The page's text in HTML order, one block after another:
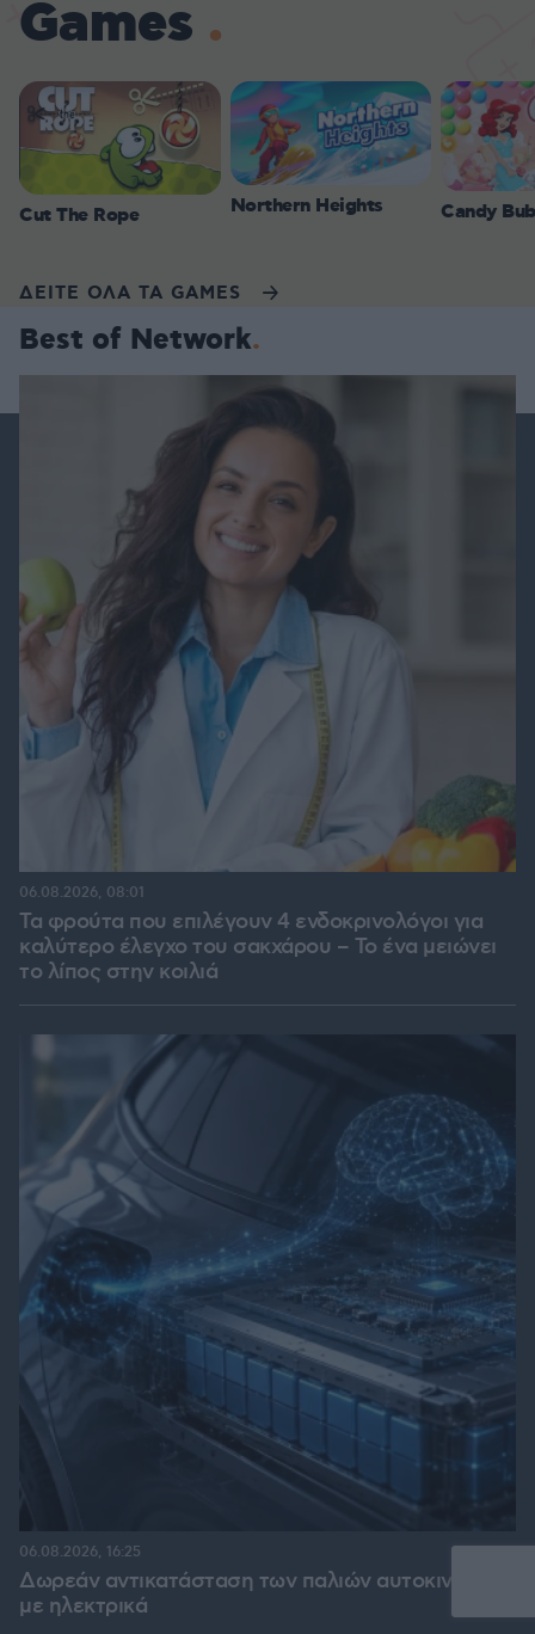
Games
Cut The Rope Northern Heights Candy
ΔΕΙΤΕ ΟΛΑ ΤΑ GAMES
Best of Network
Τα φρούτα που επιλέγουν 4 ενδοκρινολόγοι για
καλύτερο έλεγχο του σακχάρου – Το ένα μειώνει
το λίπος στην κοιλιά
06.08.2026, 08:01
Δωρεάν αντικατάσταση των παλιών αυτοκινήτων
με ηλεκτρικά
06.08.2026, 16:25